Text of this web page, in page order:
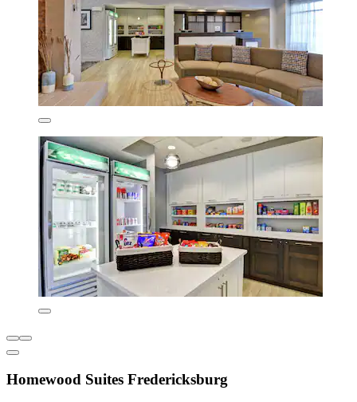
Homewood Suites Fredericksburg